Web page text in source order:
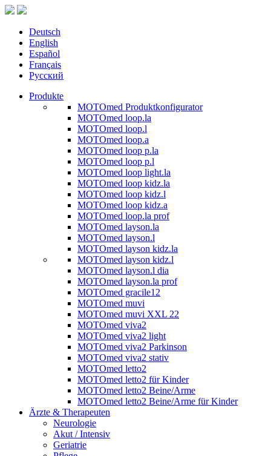
Deutsch
English
Español
Français
Русский
Produkte
MOTOmed Produktkonfigurator
MOTOmed loop.la
MOTOmed loop.l
MOTOmed loop.a
MOTOmed loop p.la
MOTOmed loop p.l
MOTOmed loop light.la
MOTOmed loop kidz.la
MOTOmed loop kidz.l
MOTOmed loop kidz.a
MOTOmed loop.la prof
MOTOmed layson.la
MOTOmed layson.l
MOTOmed layson kidz.la
MOTOmed layson kidz.l
MOTOmed layson.l dia
MOTOmed layson.la prof
MOTOmed gracile12
MOTOmed muvi
MOTOmed muvi XXL 22
MOTOmed viva2
MOTOmed viva2 light
MOTOmed viva2 Parkinson
MOTOmed viva2 stativ
MOTOmed letto2
MOTOmed letto2 für Kinder
MOTOmed letto2 Beine/Arme
MOTOmed letto2 Beine/Arme für Kinder
Ärzte & Therapeuten
Neurologie
Akut / Intensiv
Geriatrie